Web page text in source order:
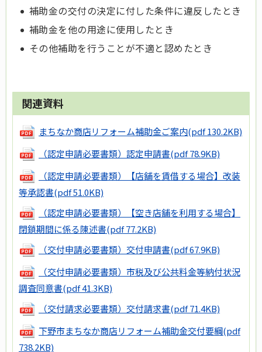
補助金の交付の決定に付した条件に違反したとき
補助金を他の用途に使用したとき
その他補助を行うことが不適と認めたとき
関連資料
まちなか商店リフォーム補助金ご案内(pdf 130.2KB)
（認定申請必要書類）認定申請書(pdf 78.9KB)
（認定申請必要書類）【店舗を賃借する場合】改装
等承認書(pdf 51.0KB)
（認定申請必要書類）【空き店舗を利用する場合】
閉鎖期間に係る陳述書(pdf 77.2KB)
（交付申請必要書類）交付申請書(pdf 67.9KB)
（交付申請必要書類）市税及び公共料金等納付状況
調査同意書(pdf 41.3KB)
（交付請求必要書類）交付請求書(pdf 71.4KB)
下野市まちなか商店リフォーム補助金交付要綱(pdf
738.2KB)